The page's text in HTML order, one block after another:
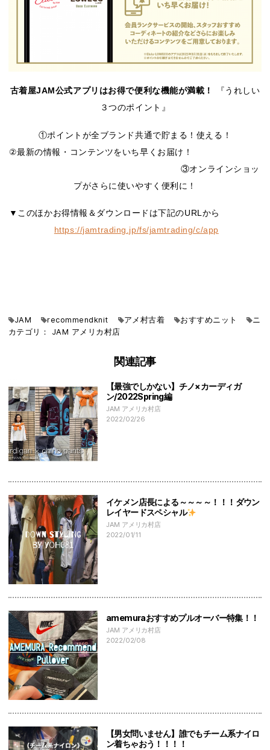
古着屋JAM公式アプリはお得で便利な機能が満載！
『うれしい
３つのポイント』
①ポイントが全ブランド共通で貯まる！使える！
②最新の情報・コンテンツをいち早くお届け！
③オンラインショッ
プがさらに使いやすく便利に！
▼このほかお得情報＆ダウンロードは下記のURLから
https://jamtrading.jp/fs/jamtrading/c/app
JAM recommendknit アメ村古着 おすすめニット
ニ
カテゴリ： JAM アメリカ村店
関連記事
【最強でしかない】チノ×カーディガ
ン/2022Spring編
JAM アメリカ村店
2022/02/26
イケメン店長による～～～～！！！ダウン
レイヤードスペシャル
JAM アメリカ村店
2022/01/11
amemuraおすすめプルオーバー特集！！
JAM アメリカ村店
2022/02/08
【男女問いません】誰でもチーム系ナイロ
ン着ちゃおう！！！！